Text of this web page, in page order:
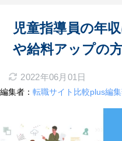
児童指導員の年
や給料アップの
2022年06月01日
編集者： 転職サイト比較plus編